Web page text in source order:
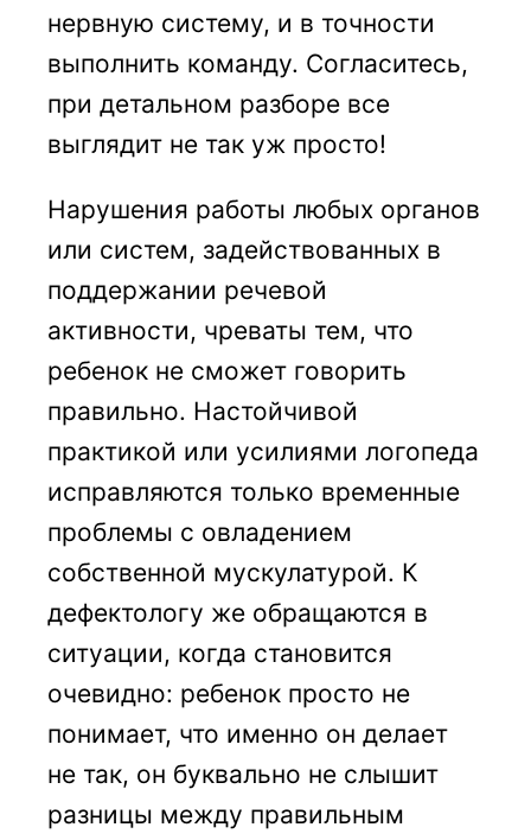
нервную систему, и в точности
выполнить команду. Согласитесь,
при детальном разборе все
выглядит не так уж просто!
Нарушения работы любых органов
или систем, задействованных в
поддержании речевой
активности, чреваты тем, что
ребенок не сможет говорить
правильно. Настойчивой
практикой или усилиями логопеда
исправляются только временные
проблемы с овладением
собственной мускулатурой. К
дефектологу же обращаются в
ситуации, когда становится
очевидно: ребенок просто не
понимает, что именно он делает
не так, он буквально не слышит
разницы между правильным